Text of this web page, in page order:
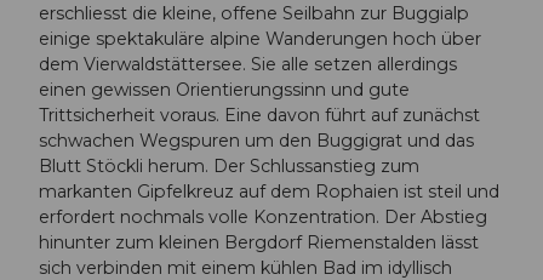
erschliesst die kleine, offene Seilbahn zur Buggialp
einige spektakuläre alpine Wanderungen hoch über
dem Vierwaldstättersee. Sie alle setzen allerdings
einen gewissen Orientierungssinn und gute
Trittsicherheit voraus. Eine davon führt auf zunächst
schwachen Wegspuren um den Buggigrat und das
Blutt Stöckli herum. Der Schlussanstieg zum
markanten Gipfelkreuz auf dem Rophaien ist steil und
erfordert nochmals volle Konzentration. Der Abstieg
hinunter zum kleinen Bergdorf Riemenstalden lässt
sich verbinden mit einem kühlen Bad im idyllisch